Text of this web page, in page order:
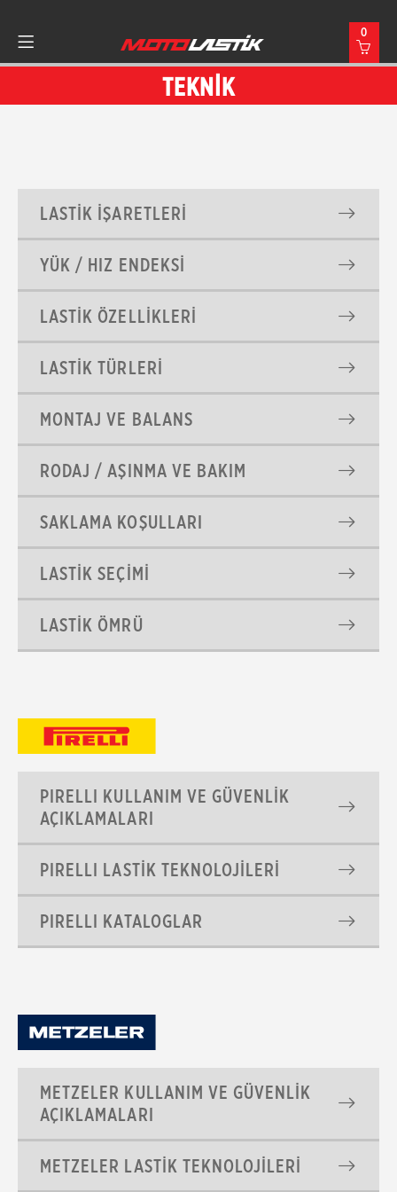
0
TEKNİK
LASTİK İŞARETLERİ
YÜK / HIZ ENDEKSİ
LASTİK ÖZELLİKLERİ
LASTİK TÜRLERİ
MONTAJ VE BALANS
RODAJ / AŞINMA VE BAKIM
SAKLAMA KOŞULLARI
LASTİK SEÇİMİ
LASTİK ÖMRÜ
PIRELLI KULLANIM VE GÜVENLİK
AÇIKLAMALARI
PIRELLI LASTİK TEKNOLOJİLERİ
PIRELLI KATALOGLAR
METZELER KULLANIM VE GÜVENLİK
AÇIKLAMALARI
METZELER LASTİK TEKNOLOJİLERİ